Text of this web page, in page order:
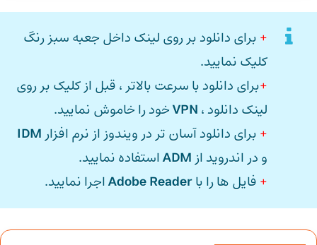
+ برای دانلود بر روی لینک داخل جعبه سبز رنگ
کلیک نمایید.
+برای دانلود با سرعت بالاتر ، قبل از کلیک بر روی
لینک دانلود ، VPNخود را خاموش نمایید.
+ برای دانلود آسان تر در ویندوز از نرم افزار IDM
و در اندروید از ADMاستفاده نمایید.
+ فایل ها را باAdobe Readerاجرا نمایید.